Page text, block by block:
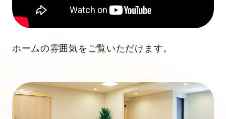
ホームの雰囲気をご覧いただけます。